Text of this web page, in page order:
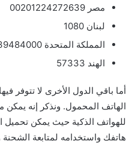
مصر 00201224272639
لبنان 1080
المملكة المتحدة 00447939484000
الهند 57333
أما باقي الدول الأخرى لا تتوفر
الهاتف المحمول. ونذكر إنه يمكن
للهواتف الذكية حيث يمكن
هاتفك واستخدامه لمتابعة